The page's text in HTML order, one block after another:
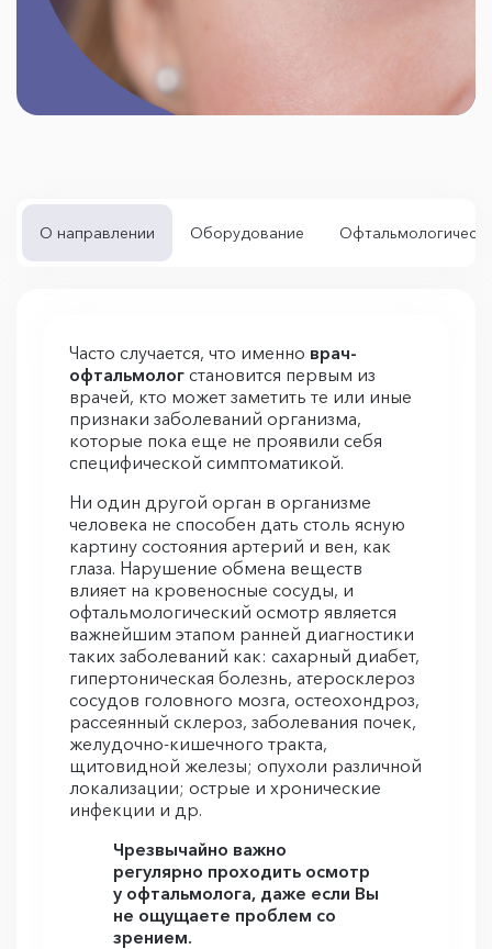
О направлении Оборудование
Часто случается, что именно врач-
офтальмолог становится первым из
врачей, кто может заметить те или иные
признаки заболеваний организма,
которые пока еще не проявили себя
специфической симптоматикой.
Ни один другой орган в организме
человека не способен дать столь ясную
картину состояния артерий и вен, как
глаза. Нарушение обмена веществ
влияет на кровеносные сосуды, и
офтальмологический осмотр является
важнейшим этапом ранней диагностики
таких заболеваний как: сахарный диабет,
гипертоническая болезнь, атеросклероз
сосудов головного мозга, остеохондроз,
рассеянный склероз, заболевания почек,
желудочно-кишечного тракта,
щитовидной железы; опухоли различной
локализации; острые и хронические
инфекции и др.
Чрезвычайно важно
регулярно проходить осмотр
у офтальмолога, даже если Вы
не ощущаете проблем со
зрением.